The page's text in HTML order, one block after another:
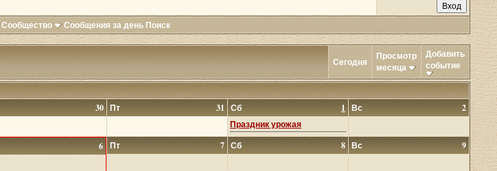
Сообщество Сообщения за день Поиск
Сегодня
Просмотр
месяца
Добавить
событие
30 31
Пт 1
Сб
Праздник урожая
2
Вс
6 7
Пт 8
Сб 9
Вс